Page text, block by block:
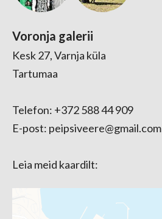
Voronja galerii
Kesk 27, Varnja küla
Tartumaa
Telefon: +372 588 44 909
E-post: peipsiveere@gmail.com
Leia meid kaardilt: